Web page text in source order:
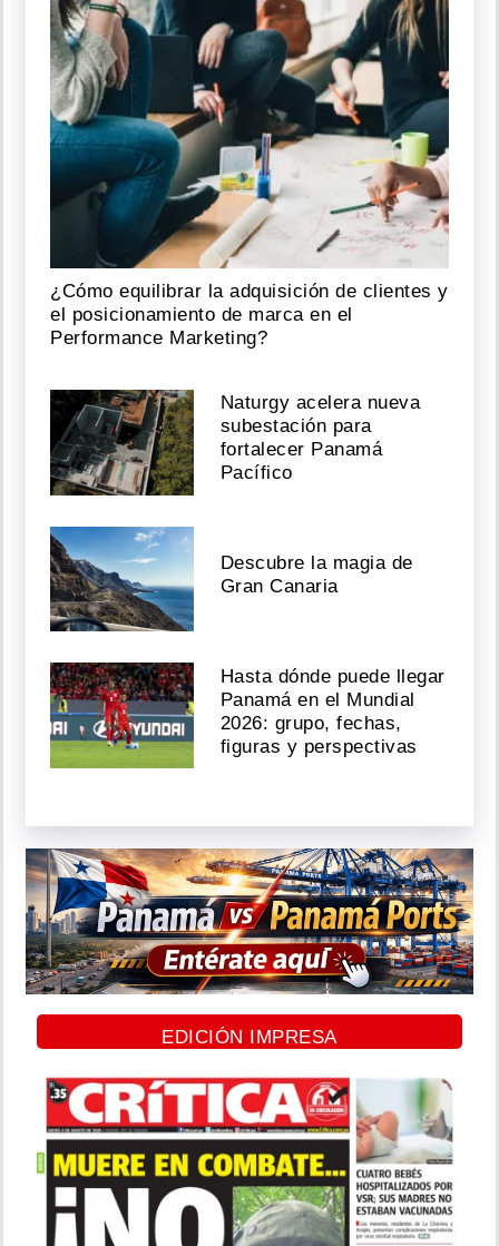
¿Cómo equilibrar la adquisición de clientes y
el posicionamiento de marca en el
Performance Marketing?
Naturgy acelera nueva
subestación para
fortalecer Panamá
Pacífico
Descubre la magia de
Gran Canaria
Hasta dónde puede llegar
Panamá en el Mundial
2026: grupo, fechas,
figuras y perspectivas
EDICIÓN IMPRESA